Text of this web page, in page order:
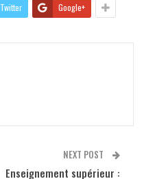
Twitter Google+
NEXT POST
Enseignement supérieur :